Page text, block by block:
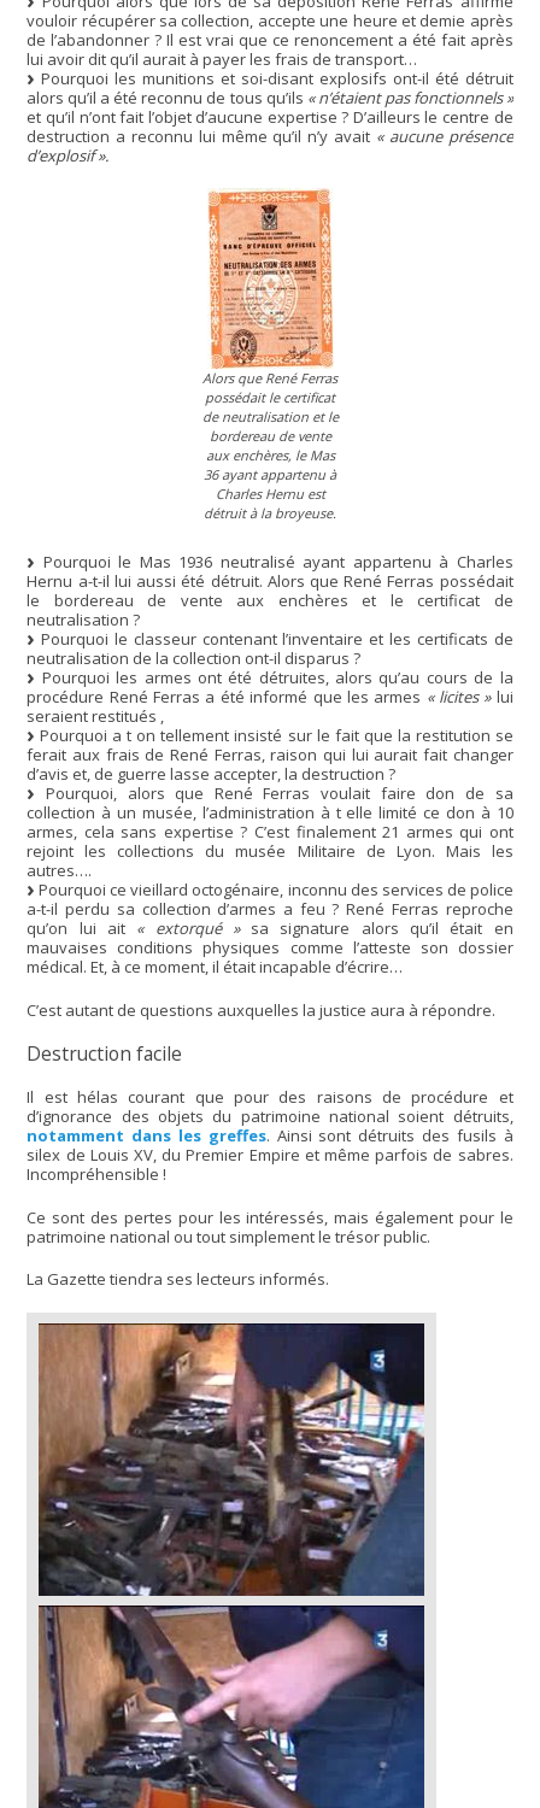
vouloir récupérer sa collection, accepte une heure et demie après
de l’abandonner ? Il est vrai que ce renoncement a été fait après
lui avoir dit qu’il aurait à payer les frais de transport…
Pourquoi les munitions et soi-disant explosifs ont-il été détruit
alors qu’il a été reconnu de tous qu’ils « n’étaient pas fonctionnels »
et qu’il n’ont fait l’objet d’aucune expertise ? D’ailleurs le centre de
destruction a reconnu lui même qu’il n’y avait « aucune présence
d’explosif ».
Alors que René Ferras
possédait le certificat
de neutralisation et le
bordereau de vente
aux enchères, le Mas
36 ayant appartenu à
Charles Hernu est
détruit à la broyeuse.
Pourquoi le Mas 1936 neutralisé ayant appartenu à Charles
Hernu a-t-il lui aussi été détruit. Alors que René Ferras possédait
le bordereau de vente aux enchères et le certificat de
neutralisation ?
Pourquoi le classeur contenant l’inventaire et les certificats de
neutralisation de la collection ont-il disparus ?
Pourquoi les armes ont été détruites, alors qu’au cours de la
procédure René Ferras a été informé que les armes « licites »lui
seraient restitués ,
Pourquoi a t on tellement insisté sur le fait que la restitution se
ferait aux frais de René Ferras, raison qui lui aurait fait changer
d’avis et, de guerre lasse accepter, la destruction ?
Pourquoi, alors que René Ferras voulait faire don de sa
collection à un musée, l’administration à t elle limité ce don à 10
armes, cela sans expertise ? C’est finalement 21 armes qui ont
rejoint les collections du musée Militaire de Lyon. Mais les
autres….
Pourquoi ce vieillard octogénaire, inconnu des services de police
a-t-il perdu sa collection d’armes a feu ? René Ferras reproche
qu’on lui ait « extorqué »sa signature alors qu’il était en
mauvaises conditions physiques comme l’atteste son dossier
médical. Et, à ce moment, il était incapable d’écrire…
C’est autant de questions auxquelles la justice aura à répondre.
Destruction facile
Il est hélas courant que pour des raisons de procédure et
d’ignorance des objets du patrimoine national soient détruits,
notamment dans les greffes. Ainsi sont détruits des fusils à
silex de Louis XV, du Premier Empire et même parfois de sabres.
Incompréhensible !
Ce sont des pertes pour les intéressés, mais également pour le
patrimoine national ou tout simplement le trésor public.
La Gazette tiendra ses lecteurs informés.